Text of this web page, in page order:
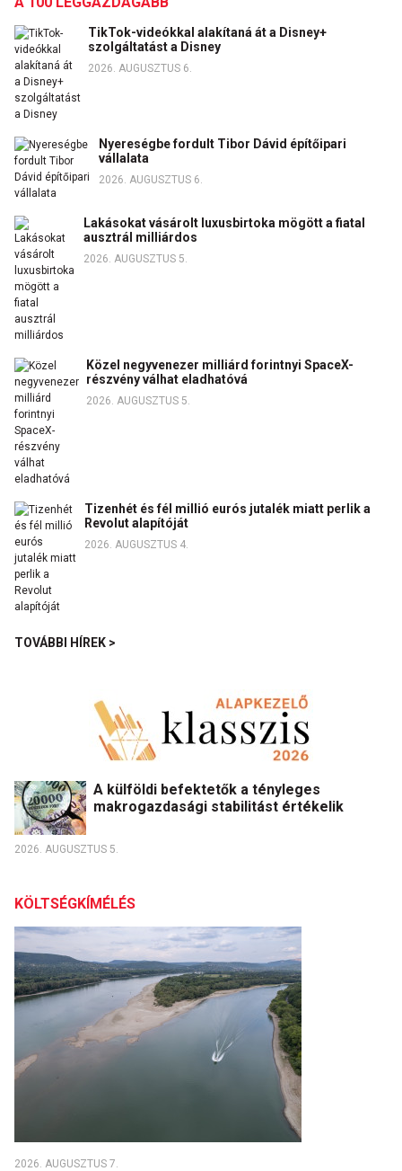
TikTok-videókkal alakítaná át a Disney+
szolgáltatást a Disney
2026. AUGUSZTUS 6.
Nyereségbe fordult Tibor Dávid építőipari
vállalata
2026. AUGUSZTUS 6.
Lakásokat vásárolt luxusbirtoka mögött a fiatal
ausztrál milliárdos
2026. AUGUSZTUS 5.
Közel negyvenezer milliárd forintnyi SpaceX-
részvény válhat eladhatóvá
2026. AUGUSZTUS 5.
Tizenhét és fél millió eurós jutalék miatt perlik a
Revolut alapítóját
2026. AUGUSZTUS 4.
TOVÁBBI HÍREK >
A külföldi befektetők a tényleges
makrogazdasági stabilitást értékelik
2026. AUGUSZTUS 5.
KÖLTSÉGKÍMÉLÉS
2026. AUGUSZTUS 7.